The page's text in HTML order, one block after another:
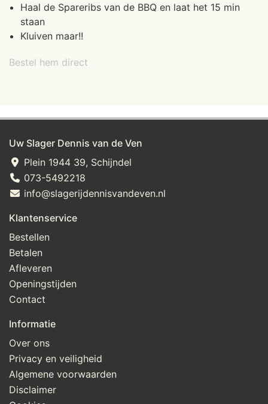
Haal de Spareribs van de BBQ en laat het 15 min
staan
Kluiven maar!!
Bestel hem direct
Uw Slager Dennis van de Ven
Plein 1944 39, Schijndel
073-5492218
info@slagerijdennisvandeven.nl
Klantenservice
Bestellen
Betalen
Afleveren
Openingstijden
Contact
Informatie
Over ons
Privacy en veiligheid
Algemene voorwaarden
Disclaimer